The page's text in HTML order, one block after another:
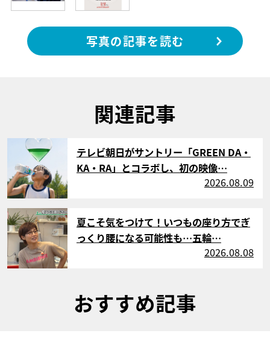
写真の記事を読む
関連記事
テレビ朝日がサントリー「GREEN DA・
KA・RA」とコラボし、初の映像…
2026.08.09
サムネイル
夏こそ気をつけて！いつもの座り方でぎ
っくり腰になる可能性も…五輪…
2026.08.08
おすすめ記事